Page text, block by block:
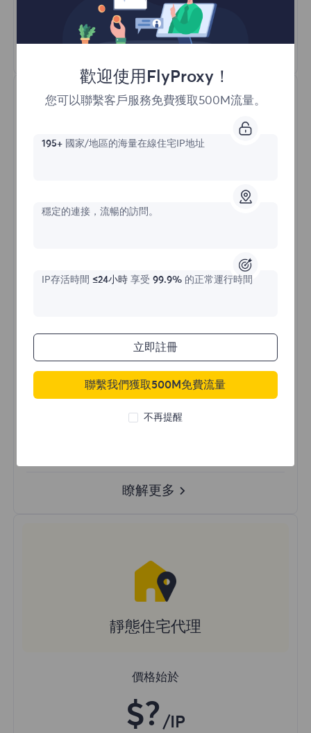
HTTP(S)/SOCKS5
$?/天
立即購買
不限流量使用
全球超過50個地區
瞭解更多
靜態住宅代理
價格始於
$? /IP
歡迎使用FlyProxy！
您可以聯繫客戶服務免費獲取500M流量。
195+國家/地區的海量在線住宅IP地址
穩定的連接，流暢的訪問。
IP存活時間 ≤24小時享受 99.9%的正常運行時間
立即註冊
聯繫我們獲取500M免費流量
不再提醒